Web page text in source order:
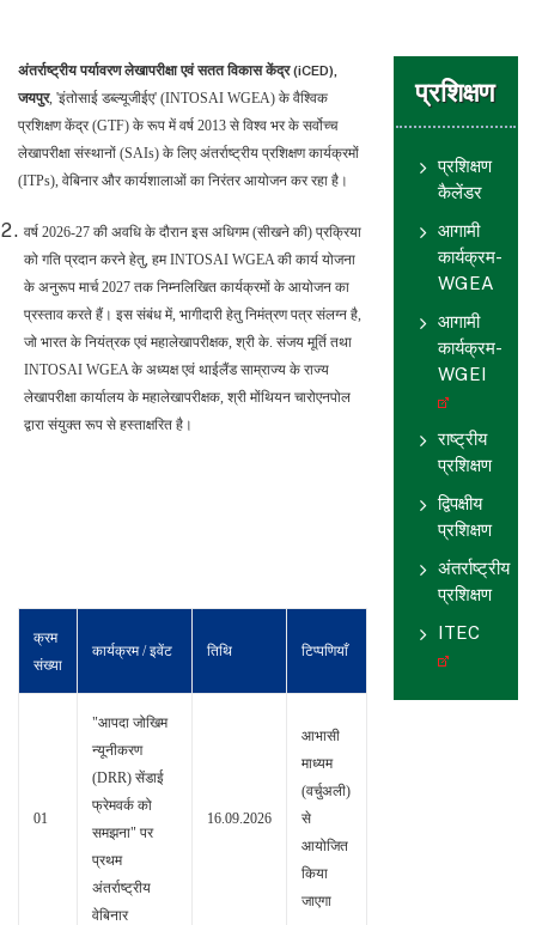
प्रशिक्षण
प्रशिक्षण
कैलेंडर
आगामी
कार्यक्रम-
WGEA
आगामी
कार्यक्रम-
WGEI
राष्ट्रीय
प्रशिक्षण
द्विपक्षीय
प्रशिक्षण
अंतर्राष्ट्रीय
प्रशिक्षण
ITEC
अंतर्राष्ट्रीय पर्यावरण लेखापरीक्षा एवं सतत विकास केंद्र (iCED),
जयपुर, 'इंतोसाई डब्ल्यूजीईए' (INTOSAI WGEA) के वैश्विक
प्रशिक्षण केंद्र (GTF) के रूप में वर्ष 2013 से विश्व भर के सर्वोच्च
लेखापरीक्षा संस्थानों (SAIs) के लिए अंतर्राष्ट्रीय प्रशिक्षण कार्यक्रमों
(ITPs), वेबिनार और कार्यशालाओं का निरंतर आयोजन कर रहा है।
वर्ष 2026-27 की अवधि के दौरान इस अधिगम (सीखने की) प्रक्रिया
को गति प्रदान करने हेतु, हम INTOSAI WGEA की कार्य योजना
के अनुरूप मार्च 2027 तक निम्नलिखित कार्यक्रमों के आयोजन का
प्रस्ताव करते हैं। इस संबंध में, भागीदारी हेतु निमंत्रण पत्र संलग्न है,
जो भारत के नियंत्रक एवं महालेखापरीक्षक, श्री के. संजय मूर्ति तथा
INTOSAI WGEA के अध्यक्ष एवं थाईलैंड साम्राज्य के राज्य
लेखापरीक्षा कार्यालय के महालेखापरीक्षक, श्री मोंथियन चारोएनपोल
द्वारा संयुक्त रूप से हस्ताक्षरित है।
क्रम
संख्या
कार्यक्रम / इवेंट तिथि टिप्पणियाँ
01
"आपदा जोखिम
न्यूनीकरण
(DRR) सेंडाई
फ्रेमवर्क को
समझना" पर
प्रथम
अंतर्राष्ट्रीय
वेबिनार
16.09.2026
आभासी
माध्यम
(वर्चुअली)
से
आयोजित
किया
जाएगा